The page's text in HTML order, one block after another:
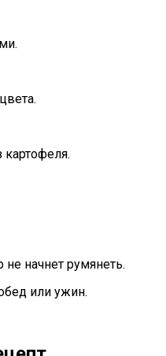
картофеля.
начнет румянеть.
или ужин.